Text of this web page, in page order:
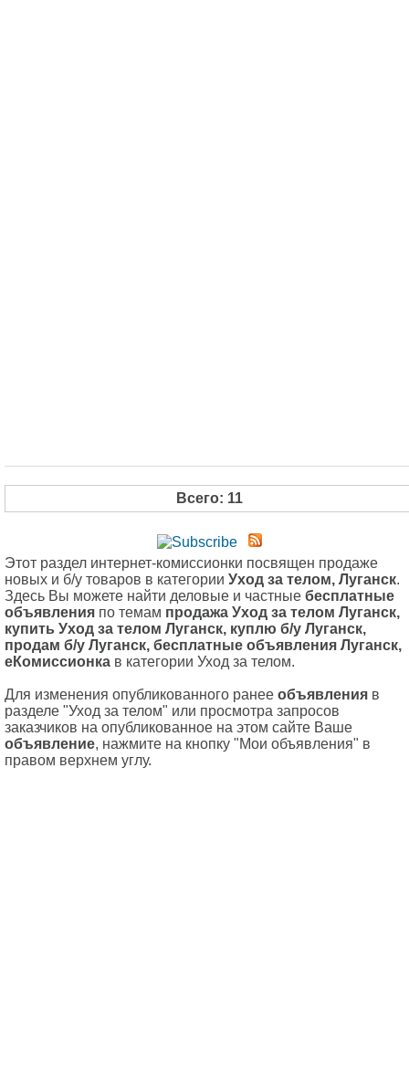
Всего: 11
Этот раздел интернет-комиссионки посвящен продаже
новых и б/у товаров в категории Уход за телом, Луганск.
Здесь Вы можете найти деловые и частные бесплатные
объявления по темам продажа Уход за телом Луганск,
купить Уход за телом Луганск, куплю б/у Луганск,
продам б/у Луганск, бесплатные объявления Луганск,
еКомиссионка в категории Уход за телом.
Для изменения опубликованного ранее объявления в
разделе "Уход за телом" или просмотра запросов
заказчиков на опубликованное на этом сайте Ваше
объявление, нажмите на кнопку "Мои объявления" в
правом верхнем углу.